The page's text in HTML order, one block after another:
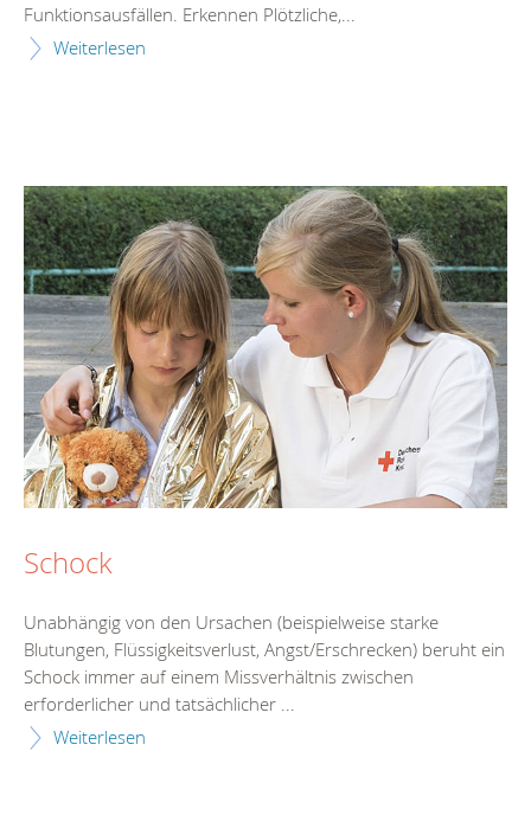
Funktionsausfällen. Erkennen Plötzliche,...
Weiterlesen
Schock
Unabhängig von den Ursachen (beispielweise starke
Blutungen, Flüssigkeitsverlust, Angst/Erschrecken) beruht ein
Schock immer auf einem Missverhältnis zwischen
erforderlicher und tatsächlicher ...
Weiterlesen